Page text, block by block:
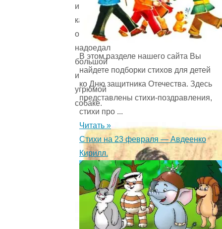
и,
казалось,
очень
надоедал
большой
и
угрюмой
собаке.
В этом разделе нашего сайта Вы
найдете подборки стихов для детей
ко Дню защитника Отечества. Здесь
представлены стихи-поздравления,
стихи про ...
Читать »
Стихи на 23 февраля — Авдеенко
Кирилл.